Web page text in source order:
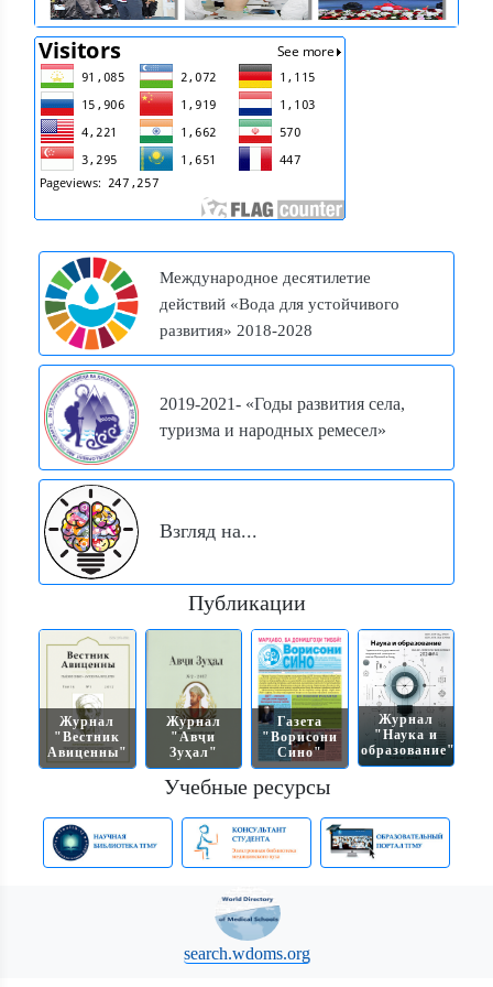
Международное десятилетие
действий «Вода для устойчивого
развития» 2018-2028
2019-2021- «Годы развития села,
туризма и народных ремесел»
Взгляд на...
Публикации
Журнал
"Вестник
Авиценны"
Журнал
"Авҷи
Зуҳал"
Газета
"Ворисони
Сино"
Журнал
"Наука и
образование"
Учебные ресурсы
search.wdoms.org